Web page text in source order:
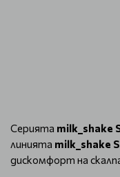
Серията milk_shake
линията milk_shake
дискомфорт на